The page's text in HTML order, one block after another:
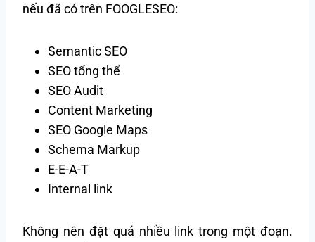
nếu đã có trên FOOGLESEO:
Semantic SEO
SEO tổng thể
SEO Audit
Content Marketing
SEO Google Maps
Schema Markup
E-E-A-T
Internal link
Không nên đặt quá nhiều link trong một đoạn.